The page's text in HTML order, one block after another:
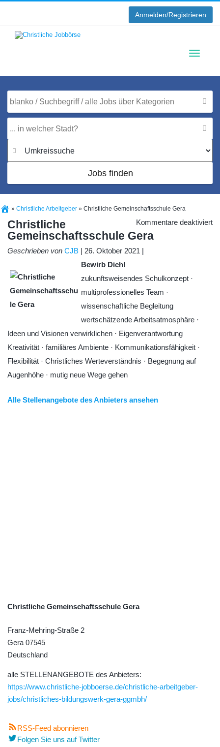
Anmelden/Registrieren
Jobs finden
» Christliche Arbeitgeber » Christliche Gemeinschaftsschule Gera
Kommentare deaktiviertfür
Christliche
Gemeinschaftsschule Gera
Geschrieben von CJB | 26. Oktober 2021 |
Bewirb Dich!
zukunftsweisendes Schulkonzept ·
multiprofessionelles Team ·
wissenschaftliche Begleitung
wertschätzende Arbeitsatmosphäre ·
Ideen und Visionen verwirklichen · Eigenverantwortung
Kreativität · familiäres Ambiente · Kommunikationsfähigkeit ·
Flexibilität · Christliches Werteverständnis · Begegnung auf
Augenhöhe · mutig neue Wege gehen
Alle Stellenangebote des Anbieters ansehen
Christliche Gemeinschaftsschule Gera
Franz-Mehring-Straße 2
Gera 07545
Deutschland
alle STELLENANGEBOTE des Anbieters:
https://www.christliche-jobboerse.de/christliche-arbeitgeber-
jobs/christliches-bildungswerk-gera-ggmbh/
RSS-Feed abonnieren
Folgen Sie uns auf Twitter